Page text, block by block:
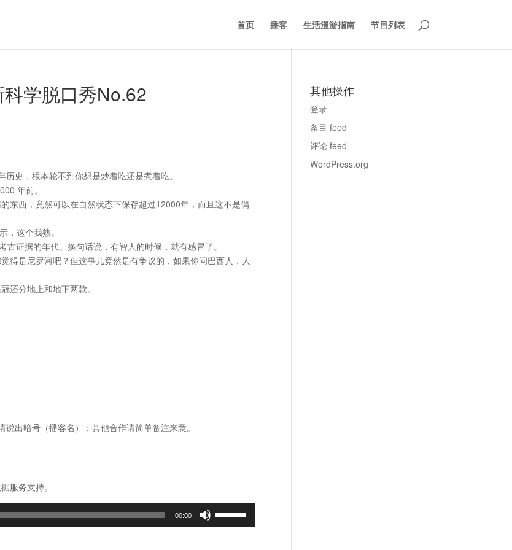
首页 播客 生活漫游指南 节目列表
学脱口秀No.62
史，根本轮不到你想是炒着吃还是煮着吃。
年前。
东西，竟然可以在自然状态下保存超过12000年，而且这不是偶
，这个我熟。
证据的年代。换句话说，有智人的时候，就有感冒了。
得是尼罗河吧？但这事儿竟然是有争议的，如果你问巴西人，人
还分地上和地下两款。
出暗号（播客名）；其他合作请简单备注来意。
服务支持。
00:00
其他操作
登录
条目 feed
评论 feed
WordPress.org